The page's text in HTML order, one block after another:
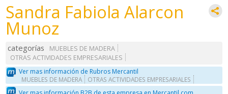
Sandra Fabiola Alarcon
Munoz
categorías
MUEBLES DE MADERA
OTRAS ACTIVIDADES EMPRESARIALES
Ver mas información de Rubros Mercantil
MUEBLES DE MADERA OTRAS ACTIVIDADES EMPRESARIALES